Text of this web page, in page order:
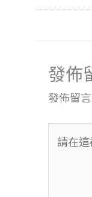
發佈
發佈留
在